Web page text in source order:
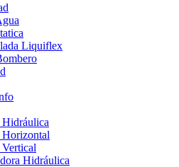
Liquiflex
Hidráulica
Horizontal
Hidráulica